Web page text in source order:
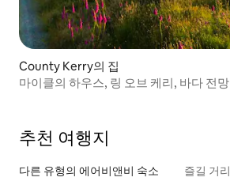
County Kerry의 집
마이클의 하우스, 링 오브 케리, 바다 전망
추천 여행지
다른 유형의 에어비앤비 숙소 즐길 거리